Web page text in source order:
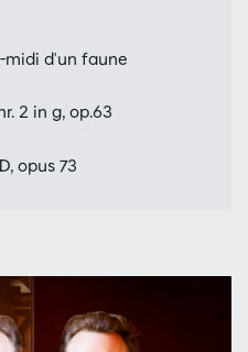
midi d'un faune
2 in g, op.63
opus 73